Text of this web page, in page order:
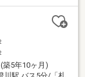
築5年10ヶ月)